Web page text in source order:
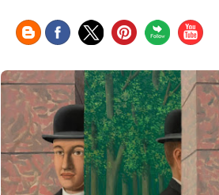
ArtCzech ArtistDanish Art Digital
Art Dutch Art Édouard Manet
Expressionism Fauve Art Filipino
Art
Finnish Art Flemish Art
French Art Frick Collection
Galleria
Borghese GAM Milano GAM Torino
Genre painter Georgian Art
German Art Getty Museum Greek